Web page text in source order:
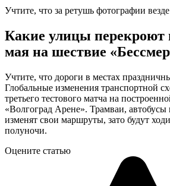
Учтите, что за ретушь фотографии
Какие улицы перекроют
мая на шествие
Учтите, что дороги в местах
Глобальные изменения транспортной
третьего тестового матча на
«Волгоград Арене». Трамваи, автобусы
изменят свои маршруты, зато будут
полуночи.
Оцените статью